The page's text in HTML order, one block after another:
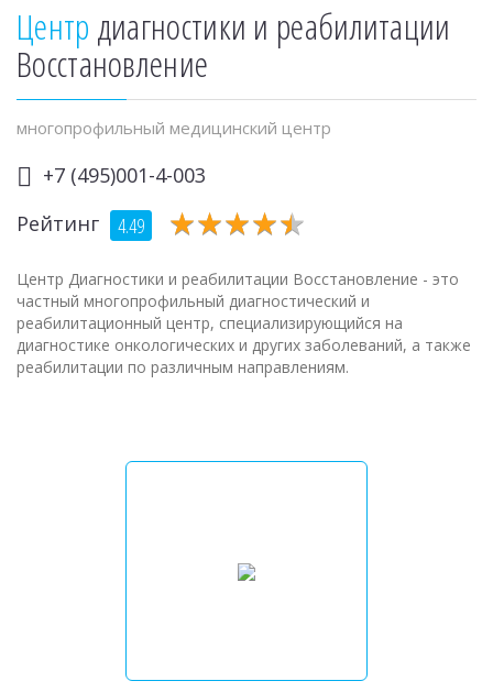
Центр диагностики и реабилитации
Восстановление
многопрофильный медицинский центр
+7 (495)001-4-003
Рейтинг
4.49 ★★★★★
★★★★★
Центр Диагностики и реабилитации Восстановление - это
частный многопрофильный диагностический и
реабилитационный центр, специализирующийся на
диагностике онкологических и других заболеваний, а также
реабилитации по различным направлениям.